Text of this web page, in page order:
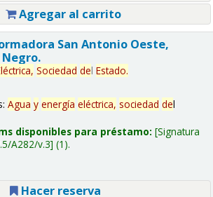
Agregar al carrito
San Antonio Oeste,
Sociedad del Estado.
Agua y energía eléctrica, sociedad del
disponibles para préstamo: Signatura
A282/v.3 (1).
Hacer reserva